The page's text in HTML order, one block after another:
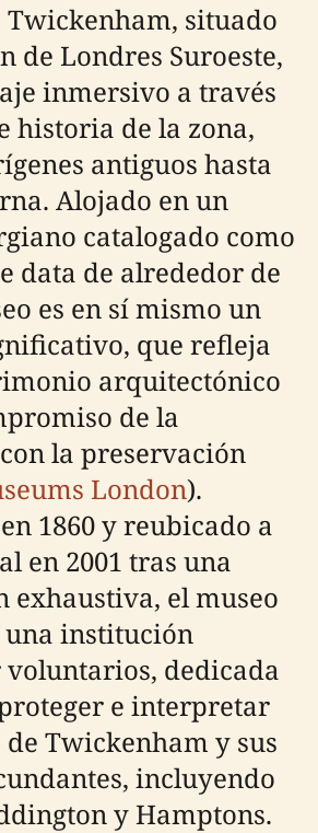
Twickenham, situado
de Londres Suroeste,
inmersivo a través
historia de la zona,
antiguos hasta
Alojado en un
catalogado como
data de alrededor de
es en sí mismo un
que refleja
arquitectónico
de la
la preservación
London).
1860 y reubicado a
en 2001 tras una
exhaustiva, el museo
una institución
dedicada
e interpretar
Twickenham y sus
incluyendo
y Hamptons.